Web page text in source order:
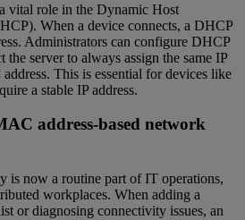
vital role in the Dynamic Host
When a device connects, a DHCP
Administrators can configure DHCP
server to always assign the same IP
This is essential for devices like
a stable IP address.
address-based network
is now a routine part of IT operations,
workplaces. When adding a
or diagnosing connectivity issues, an